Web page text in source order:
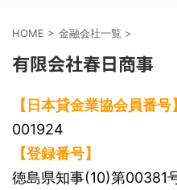
HOME > 金融会社一覧 >
有限会社春日商事
【日本貸金業協会員番号】
001924
【登録番号】
徳島県知事(10)第00381